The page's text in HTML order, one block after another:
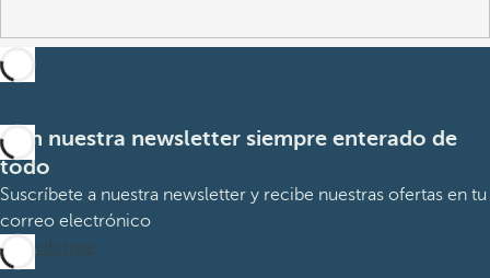
Con nuestra newsletter siempre enterado de
todo
Suscríbete a nuestra newsletter y recibe nuestras ofertas en tu
correo electrónico
Suscribirme